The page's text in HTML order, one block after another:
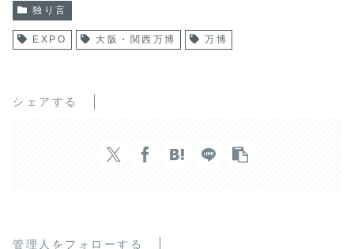
独り言
EXPO 大阪・関西万博 万博
シェアする
管理人をフォローする